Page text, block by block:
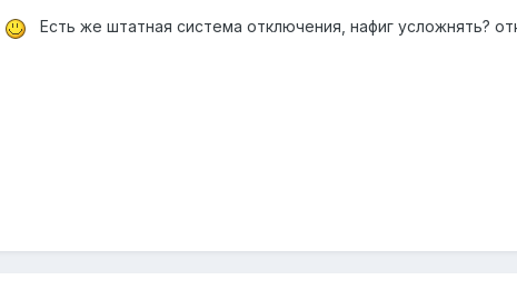
Есть же штатная система отключения, нафиг усложнять?